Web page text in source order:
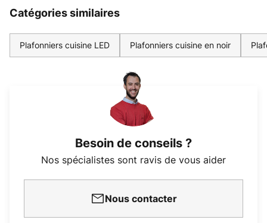
Catégories similaires
Plafonniers cuisine LED Plafonniers cuisine en noir
Besoin de conseils ?
Nos spécialistes sont ravis de vous aider
Nous contacter